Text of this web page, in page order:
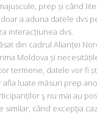
prep și când
a aduna datele dvs
interacțiunea dvs.
din cadrul Alianței
Moldova și
termene, datele vor fi
luate măsuri prep
ş nu mai au
similar, când excepţia